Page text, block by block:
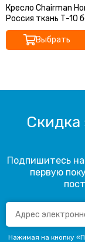
Кресло Chairman
Россия ткань Т-10
Выбрать
Скидка
Подпишитесь на
первую
Нажимая на кнопку